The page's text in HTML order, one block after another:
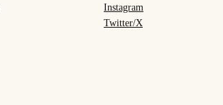
Instagram
Twitter/X